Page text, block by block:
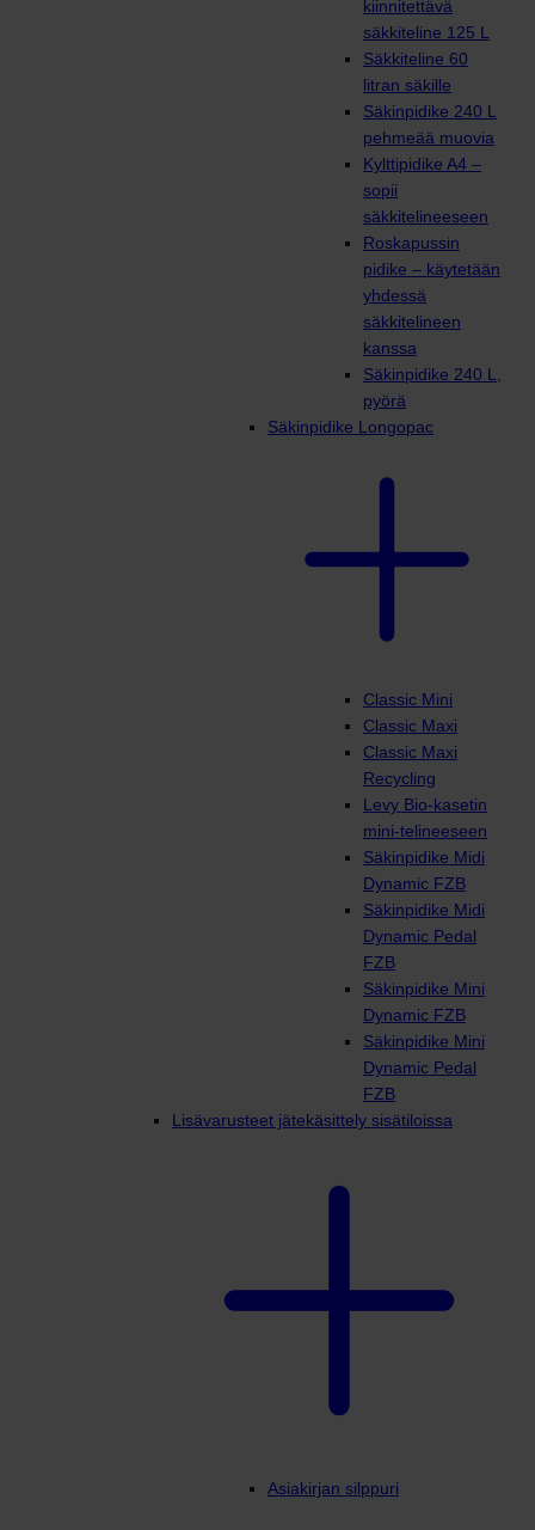
kiinnitettävä
säkkiteline 125 L
Säkkiteline 60
litran säkille
Säkinpidike 240 L
pehmeää muovia
Kylttipidike A4 –
sopii
säkkitelineeseen
Roskapussin
pidike – käytetään
yhdessä
säkkitelineen
kanssa
Säkinpidike 240 L,
pyörä
Säkinpidike Longopac
Classic Mini
Classic Maxi
Classic Maxi
Recycling
Levy Bio-kasetin
mini-telineeseen
Säkinpidike Midi
Dynamic FZB
Säkinpidike Midi
Dynamic Pedal
FZB
Säkinpidike Mini
Dynamic FZB
Säkinpidike Mini
Dynamic Pedal
FZB
Lisävarusteet jätekäsittely sisätiloissa
Asiakirjan silppuri